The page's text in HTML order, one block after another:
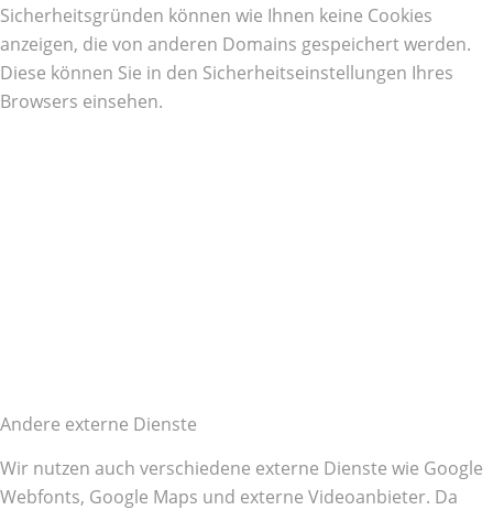
Sicherheitsgründen können wie Ihnen keine Cookies
anzeigen, die von anderen Domains gespeichert werden.
Diese können Sie in den Sicherheitseinstellungen Ihres
Browsers einsehen.
Andere externe Dienste
Wir nutzen auch verschiedene externe Dienste wie Google
Webfonts, Google Maps und externe Videoanbieter. Da